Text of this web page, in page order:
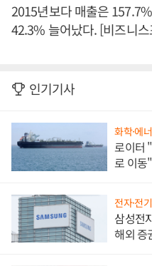
2015년보다 매출은
42.3% 늘어났다. [비즈니
인기기사
화학·에
로이터
로 이동
전자·전
삼성전
해외 증